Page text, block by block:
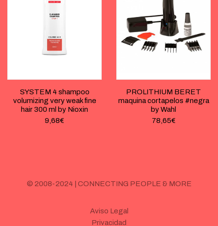
SYSTEM 4 shampoo
volumizing very weak fine
hair 300 ml by Nioxin
9,68€
PROLITHIUM BERET
maquina cortapelos #negra
by Wahl
78,65€
© 2008-2024 | CONNECTING PEOPLE & MORE
Aviso Legal
Privacidad